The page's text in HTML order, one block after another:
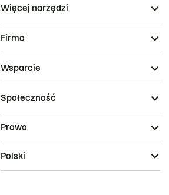
Więcej narzędzi
Firma
Wsparcie
Społeczność
Prawo
Polski